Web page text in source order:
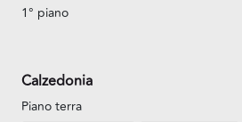
1° piano
Calzedonia
Piano terra